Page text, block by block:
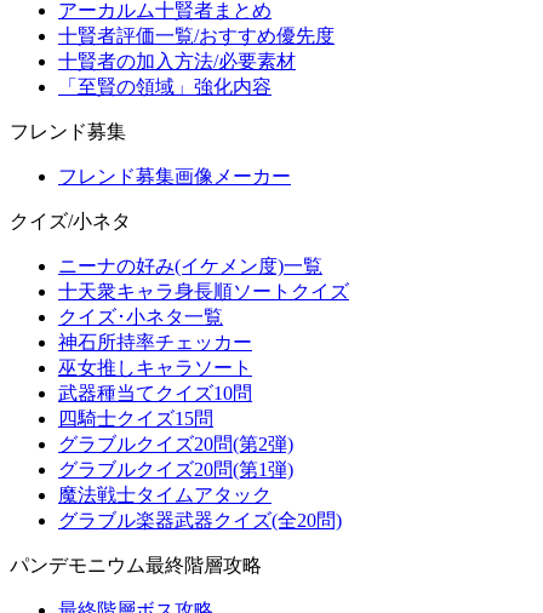
アーカルム十賢者まとめ
十賢者評価一覧/おすすめ優先度
十賢者の加入方法/必要素材
「至賢の領域」強化内容
フレンド募集
フレンド募集画像メーカー
クイズ/小ネタ
ニーナの好み(イケメン度)一覧
十天衆キャラ身長順ソートクイズ
クイズ･小ネタ一覧
神石所持率チェッカー
巫女推しキャラソート
武器種当てクイズ10問
四騎士クイズ15問
グラブルクイズ20問(第2弾)
グラブルクイズ20問(第1弾)
魔法戦士タイムアタック
グラブル楽器武器クイズ(全20問)
パンデモニウム最終階層攻略